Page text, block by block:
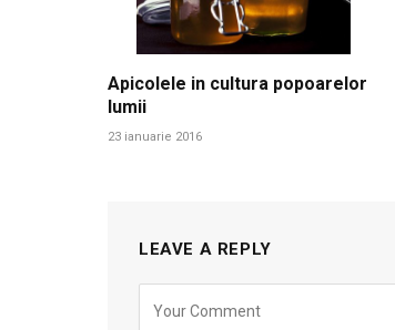
Apicolele in cultura popoarelor
lumii
23 ianuarie 2016
LEAVE A REPLY